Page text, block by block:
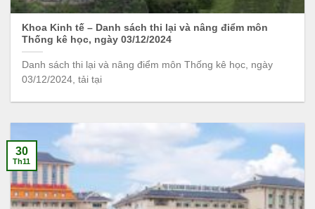
Khoa Kinh tế – Danh sách thi lại và nâng điểm môn
Thống kê học, ngày 03/12/2024
Danh sách thi lại và nâng điểm môn Thống kê học, ngày
03/12/2024, tải tại
30
Th11